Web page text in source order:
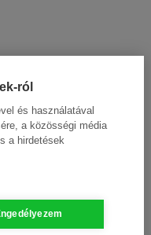
ról
és használatával
a közösségi média
a hirdetések